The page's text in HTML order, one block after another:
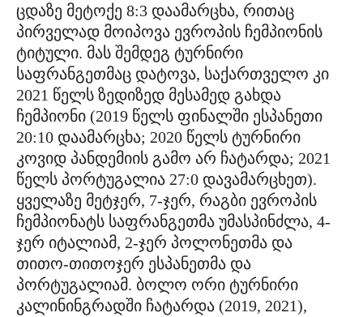
ცდაზე მეტოქე 8:3 დაამარცხა, რითაც
პირველად მოიპოვა ევროპის ჩემპიონის
ტიტული. მას შემდეგ ტურნირი
საფრანგეთმაც დატოვა, საქართველო კი
2021 წელს ზედიზედ მესამედ გახდა
ჩემპიონი (2019 წელს ფინალში ესპანეთი
20:10 დაამარცხა; 2020 წელს ტურნირი
კოვიდ პანდემიის გამო არ ჩატარდა; 2021
წელს პორტუგალია 27:0 დავამარცხეთ).
ყველაზე მეტჯერ, 7-ჯერ, რაგბი ევროპის
ჩემპიონატს საფრანგეთმა უმასპინძლა, 4-
ჯერ იტალიამ, 2-ჯერ პოლონეთმა და
თითო-თითოჯერ ესპანეთმა და
პორტუგალიამ. ბოლო ორი ტურნირი
კალინინგრადში ჩატარდა (2019, 2021),